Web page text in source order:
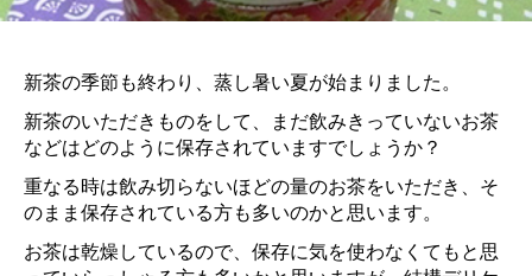
新茶の季節も終わり、蒸し暑い夏が始まりました。
新茶のいただきものをして、まだ飲みきっていないお茶
などはどのように保存されていますでしょうか？
重なる時は飲み切らないほどの量のお茶をいただき、そ
のまま保存されている方も多いのかと思います。
お茶は乾燥しているので、保存に気を使わなくてもと思